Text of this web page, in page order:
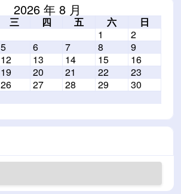
2026 年 8 月
三 四 五 六
日
1
2
5 6 7 8
9
12 13 14 15
16
19 20 21 22
23
26 27 28 29
30